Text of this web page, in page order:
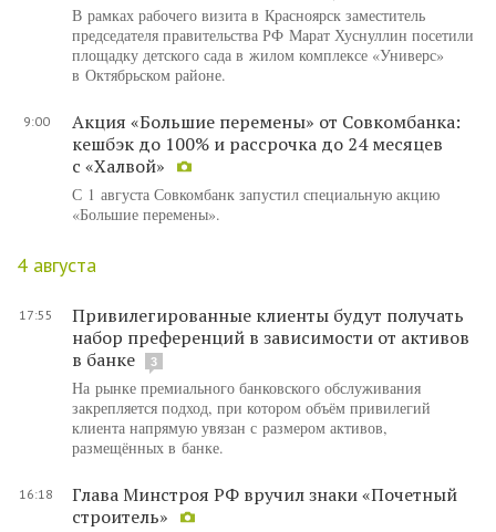
В рамках рабочего визита в Красноярск заместитель
председателя правительства РФ Марат Хуснуллин посетили
площадку детского сада в жилом комплексе «Универс»
в Октябрьском районе.
9:00
Акция «Большие перемены» от Совкомбанка:
кешбэк до 100% и рассрочка до 24 месяцев
с «Халвой»
С 1 августа Совкомбанк запустил специальную акцию
«Большие перемены».
4 августа
17:55
Привилегированные клиенты будут получать
набор преференций в зависимости от активов
в банке
3
На рынке премиального банковского обслуживания
закрепляется подход, при котором объём привилегий
клиента напрямую увязан с размером активов,
размещённых в банке.
16:18
Глава Минстроя РФ вручил знаки «Почетный
строитель»